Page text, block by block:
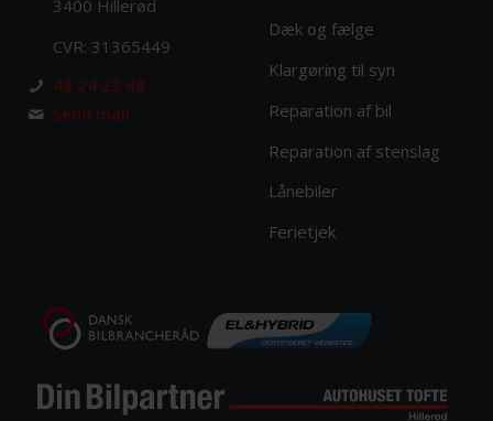
3400 Hillerød
CVR: 31365449
48 24 22 48
Send mail
Dæk og fælge
Klargøring til syn
Reparation af bil
Reparation af stenslag
Lånebiler
Ferietjek